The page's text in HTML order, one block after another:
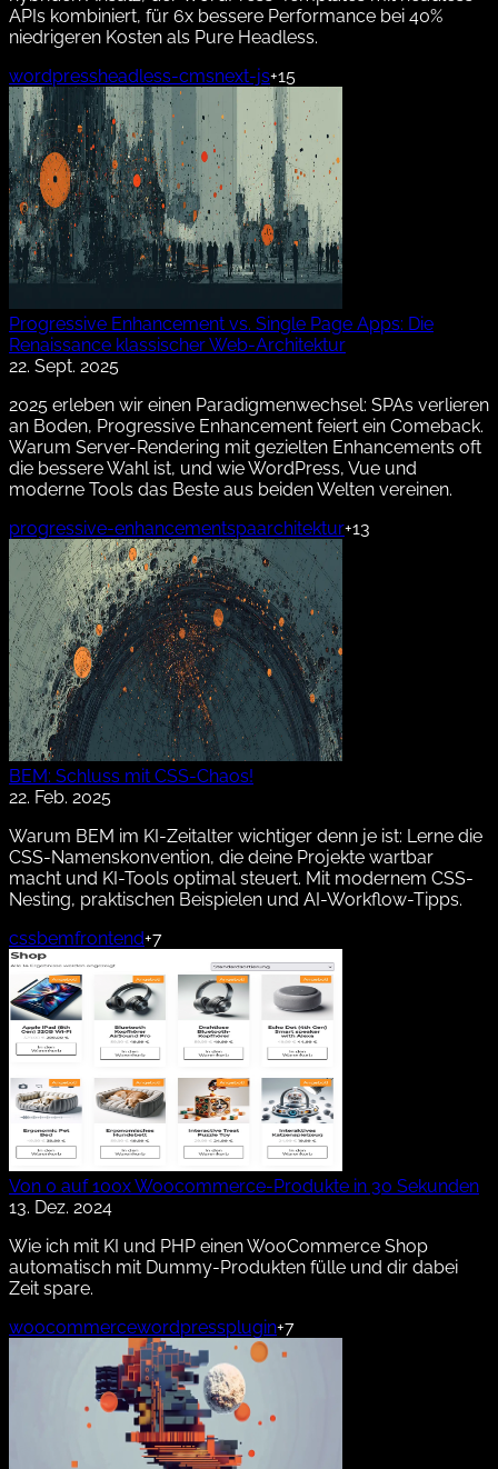
APIs kombiniert, für 6x bessere Performance bei 40%
niedrigeren Kosten als Pure Headless.
wordpressheadless-cmsnext-js+15
Progressive Enhancement vs. Single Page Apps: Die
Renaissance klassischer Web-Architektur
22. Sept. 2025
2025 erleben wir einen Paradigmenwechsel: SPAs verlieren
an Boden, Progressive Enhancement feiert ein Comeback.
Warum Server-Rendering mit gezielten Enhancements oft
die bessere Wahl ist, und wie WordPress, Vue und
moderne Tools das Beste aus beiden Welten vereinen.
progressive-enhancementspaarchitektur+13
BEM: Schluss mit CSS-Chaos!
22. Feb. 2025
Warum BEM im KI-Zeitalter wichtiger denn je ist: Lerne die
CSS-Namenskonvention, die deine Projekte wartbar
macht und KI-Tools optimal steuert. Mit modernem CSS-
Nesting, praktischen Beispielen und AI-Workflow-Tipps.
cssbemfrontend+7
Von 0 auf 100x Woocommerce-Produkte in 30 Sekunden
13. Dez. 2024
Wie ich mit KI und PHP einen WooCommerce Shop
automatisch mit Dummy-Produkten fülle und dir dabei
Zeit spare.
woocommercewordpressplugin+7